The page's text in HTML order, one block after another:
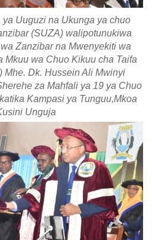
Uuguzi na Ukunga ya chuo
(SUZA) walipotunukiwa
Zanzibar na Mwenyekiti wa
Mkuu wa Chuo Kikuu cha Taifa
Mhe. Dk. Hussein Ali Mwinyi
za Mahfali ya 19 ya Chuo
Kampasi ya Tunguu,Mkoa
Unguja